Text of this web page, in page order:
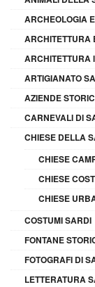
ARCHEOLOGIA
ARCHITETTURA
ARCHITETTURA
ARTIGIANATO
AZIENDE
CARNEVALI DI
CHIESE DELLA
CHIESE
CHIESE
CHIESE
COSTUMI SARDI
FONTANE
FOTOGRAFI DI
LETTERATURA